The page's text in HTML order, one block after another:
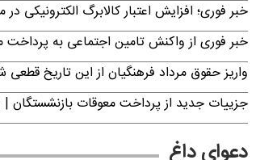
خبر فوری؛ افزایش اعتبار کالابرگ الکترونیکی در مرداد ۱۴۰۵
خبر فوری از واکنش تامین اجتماعی به پرداخت مطالبات
واریز حقوق مرداد فرهنگیان از این تاریخ قطعی
جزییات جدید از پرداخت معوقات
دعوای داغ